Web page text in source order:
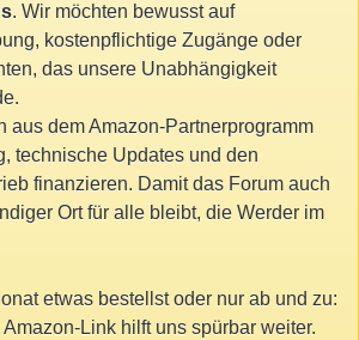
. Wir möchten bewusst auf
kostenpflichtige Zugänge oder
das unsere Unabhängigkeit
aus dem Amazon-Partnerprogramm
technische Updates und den
finanzieren. Damit das Forum auch
Ort für alle bleibt, die Werder im
etwas bestellst oder nur ab und zu:
Link hilft uns spürbar weiter.